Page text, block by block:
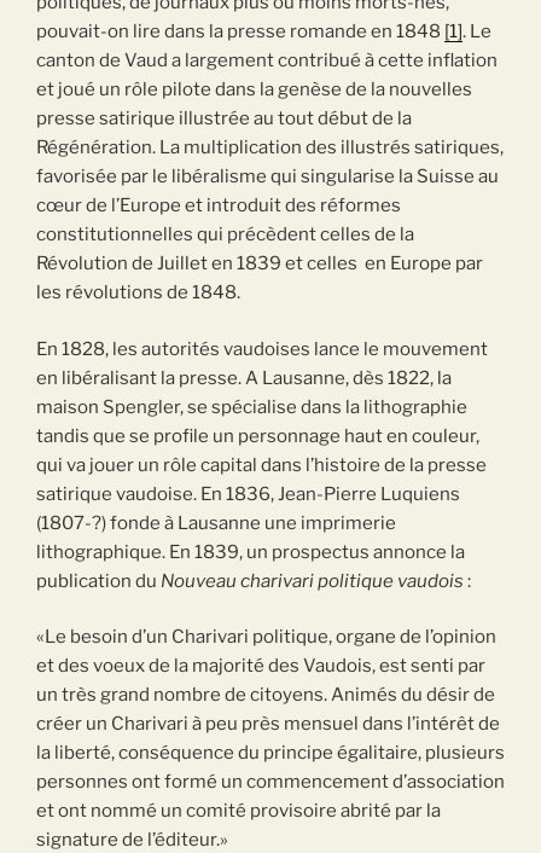
pouvait-on lire dans la presse romande en 1848 [1]. Le
canton de Vaud a largement contribué à cette inflation
et joué un rôle pilote dans la genèse de la nouvelles
presse satirique illustrée au tout début de la
Régénération. La multiplication des illustrés satiriques,
favorisée par le libéralisme qui singularise la Suisse au
cœur de l’Europe et introduit des réformes
constitutionnelles qui précèdent celles de la
Révolution de Juillet en 1839 et celles en Europe par
les révolutions de 1848.
En 1828, les autorités vaudoises lance le mouvement
en libéralisant la presse. A Lausanne, dès 1822, la
maison Spengler, se spécialise dans la lithographie
tandis que se profile un personnage haut en couleur,
qui va jouer un rôle capital dans l’histoire de la presse
satirique vaudoise. En 1836, Jean-Pierre Luquiens
(1807-?) fonde à Lausanne une imprimerie
lithographique. En 1839, un prospectus annonce la
publication du Nouveau charivari politique vaudois :
«Le besoin d’un Charivari politique, organe de l’opinion
et des voeux de la majorité des Vaudois, est senti par
un très grand nombre de citoyens. Animés du désir de
créer un Charivari à peu près mensuel dans l’intérêt de
la liberté, conséquence du principe égalitaire, plusieurs
personnes ont formé un commencement d’association
et ont nommé un comité provisoire abrité par la
signature de l’éditeur.»